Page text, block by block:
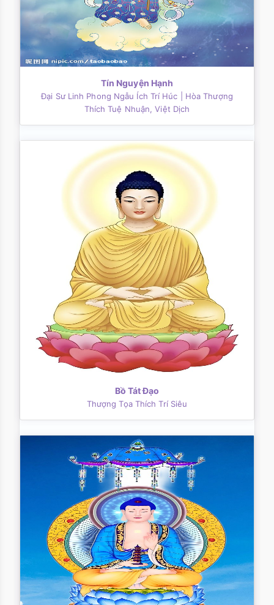
Tín Nguyện Hạnh
Đại Sư Linh Phong Ngẫu Ích Trí Húc
| Hòa Thượng
Thích Tuệ Nhuận, Việt Dịch
Bồ Tát Đạo
Thượng Tọa Thích Trí Siêu